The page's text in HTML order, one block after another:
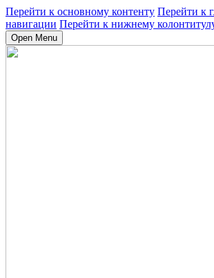
Перейти к основному контенту Перейти к
навигации Перейти к нижнему
Open Menu